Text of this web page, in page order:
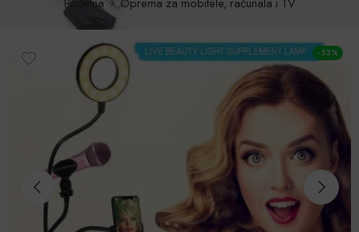
-53%